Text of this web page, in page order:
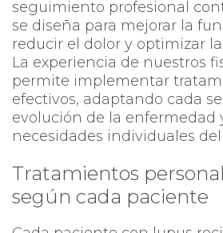
seguimiento profesional
se diseña para mejorar la
reducir el dolor y optimizar
La experiencia de nuestros
permite implementar
efectivos, adaptando cada
evolución de la enfermedad
necesidades individuales
Tratamientos
según cada paciente